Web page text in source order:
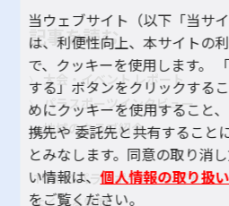
記事を読む
大会・イベント レポート
パラスポーツインタビュー
地域のクラブ紹介
TOKYOパラスポーツ・ナビとは
当ウェブサイト（以下「当サ
は、利便性向上、本サイトの
で、クッキーを使用します。
する」ボタンをクリックする
めにクッキーを使用すること
携先や 委託先と共有すること
とみなします。同意の取り消
い情報は、個人情報の取り扱
をご覧ください。